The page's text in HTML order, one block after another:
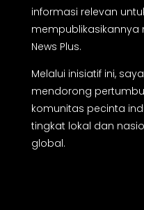
informasi relevan
mempublikasikannya
News Plus.
Melalui inisiatif ini,
mendorong
komunitas pecinta
tingkat lokal dan
global.